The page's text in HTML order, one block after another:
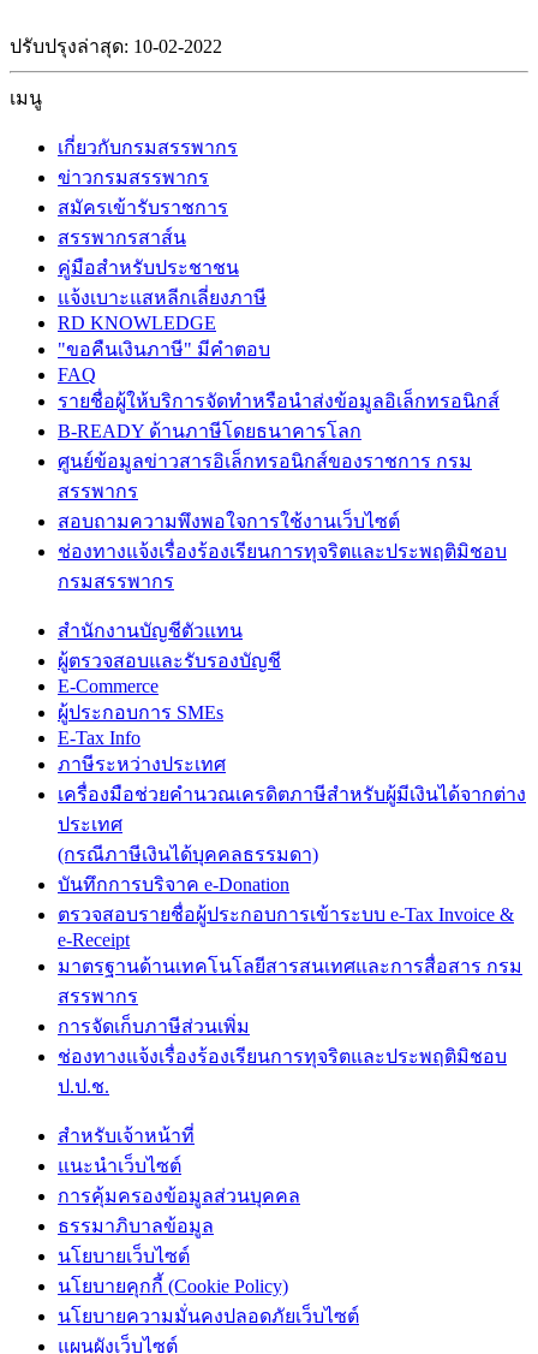
ปรับปรุงล่าสุด: 10-02-2022
เมนู
เกี่ยวกับกรมสรรพากร
ข่าวกรมสรรพากร
สมัครเข้ารับราชการ
สรรพากรสาส์น
คู่มือสำหรับประชาชน
แจ้งเบาะแสหลีกเลี่ยงภาษี
RD KNOWLEDGE
"ขอคืนเงินภาษี" มีคำตอบ
FAQ
รายชื่อผู้ให้บริการจัดทำหรือนำส่งข้อมูลอิเล็กทรอนิกส์
B-READY ด้านภาษีโดยธนาคารโลก
ศูนย์ข้อมูลข่าวสารอิเล็กทรอนิกส์ของราชการ กรม
สรรพากร
สอบถามความพึงพอใจการใช้งานเว็บไซต์
ช่องทางแจ้งเรื่องร้องเรียนการทุจริตและประพฤติมิชอบ
กรมสรรพากร
สำนักงานบัญชีตัวแทน
ผู้ตรวจสอบและรับรองบัญชี
E-Commerce
ผู้ประกอบการ SMEs
E-Tax Info
ภาษีระหว่างประเทศ
เครื่องมือช่วยคำนวณเครดิตภาษีสำหรับผู้มีเงินได้จากต่าง
ประเทศ
(กรณีภาษีเงินได้บุคคลธรรมดา)
บันทึกการบริจาค e-Donation
ตรวจสอบรายชื่อผู้ประกอบการเข้าระบบ e-Tax Invoice &
e-Receipt
มาตรฐานด้านเทคโนโลยีสารสนเทศและการสื่อสาร กรม
สรรพากร
การจัดเก็บภาษีส่วนเพิ่ม
ช่องทางแจ้งเรื่องร้องเรียนการทุจริตและประพฤติมิชอบ
ป.ป.ช.
สำหรับเจ้าหน้าที่
แนะนำเว็บไซต์
การคุ้มครองข้อมูลส่วนบุคคล
ธรรมาภิบาลข้อมูล
นโยบายเว็บไซต์
นโยบายคุกกี้ (Cookie Policy)
นโยบายความมั่นคงปลอดภัยเว็บไซต์
แผนผังเว็บไซต์